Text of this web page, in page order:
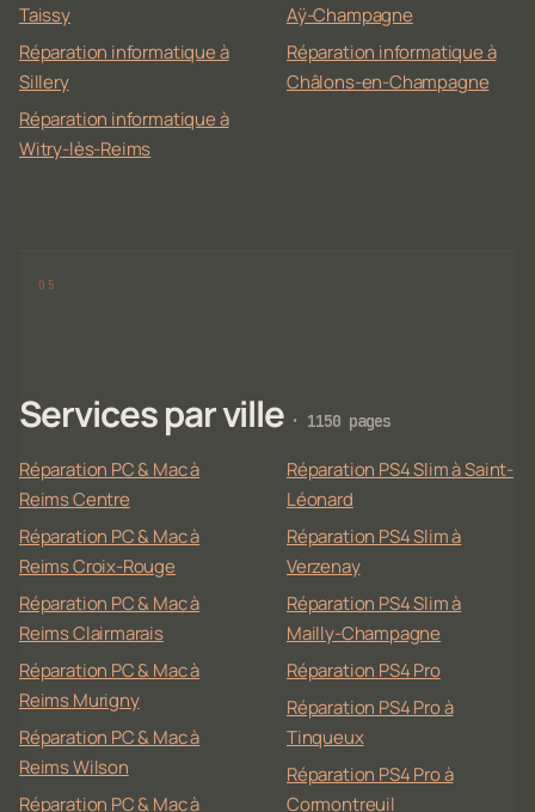
Taissy
Réparation informatique à
Sillery
Réparation informatique à
Witry-lès-Reims
Aÿ-Champagne
Réparation informatique à
Châlons-en-Champagne
Services par ville · 1150 pages
Réparation PC & Mac à
Reims Centre
Réparation PC & Mac à
Reims Croix-Rouge
Réparation PC & Mac à
Reims Clairmarais
Réparation PC & Mac à
Reims Murigny
Réparation PC & Mac à
Reims Wilson
Réparation PC & Mac à
Réparation PS4 Slim à Saint-
Léonard
Réparation PS4 Slim à
Verzenay
Réparation PS4 Slim à
Mailly-Champagne
Réparation PS4 Pro
Réparation PS4 Pro à
Tinqueux
Réparation PS4 Pro à
Cormontreuil